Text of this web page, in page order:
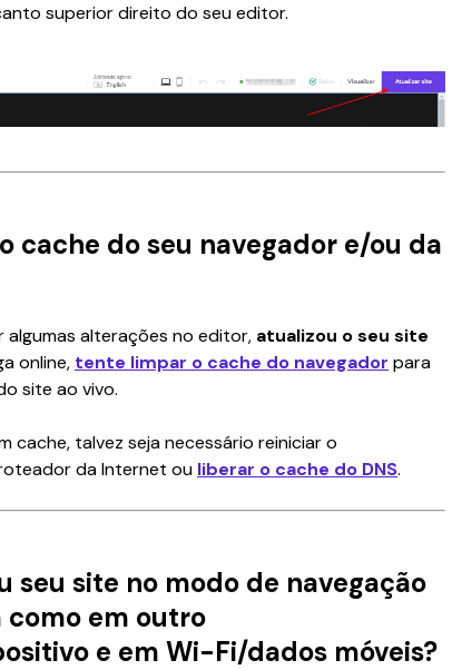
superior direito do seu editor.
cache do seu navegador e/ou da
algumas alterações no editor, atualizou o seu site
online, tente limpar o cache do navegador para
site ao vivo.
cache, talvez seja necessário reiniciar o
da Internet ou liberar o cache do DNS.
seu site no modo de navegação
como em outro
e em Wi-Fi/dados móveis?